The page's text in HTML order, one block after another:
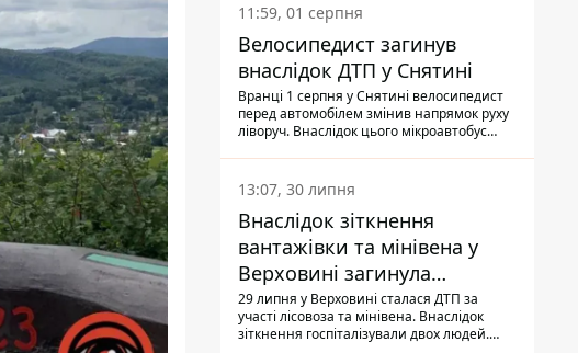
11:59, 01 серпня
Велосипедист загинув
внаслідок ДТП у Снятині
Вранці 1 серпня у Снятині велосипедист
перед автомобілем змінив напрямок руху
ліворуч. Внаслідок цього мікроавтобус
13:07, 30 липня
Внаслідок зіткнення
вантажівки та мінівена у
Верховині загинула
пасажирка, водійка - у
лікарні
29 липня у Верховині сталася ДТП за
участі лісовоза та мінівена. Внаслідок
зіткнення госпіталізували двох людей.